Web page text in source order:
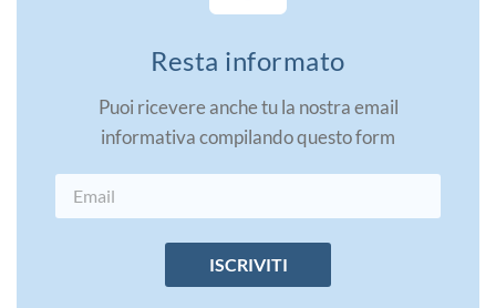
Resta informato
Puoi ricevere anche tu la nostra email
informativa compilando questo form
ISCRIVITI